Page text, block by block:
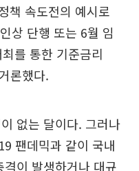
책 속도전의 예시로
상 단행 또는 6월 임
를 통한 기준금리
론했다.
없는 달이다. 그러나
팬데믹과 같이 국내
격이 발생하거나 대규